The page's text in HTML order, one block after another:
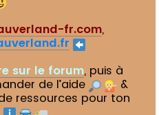
fr.com,
sur le forum, puis à
de l’aide
&
ressources pour ton